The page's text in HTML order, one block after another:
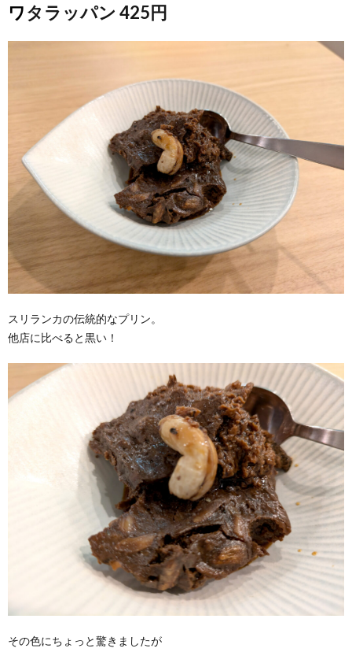
ワタラッパン 425円
スリランカの伝統的なプリン。
他店に比べると黒い！
その色にちょっと驚きましたが